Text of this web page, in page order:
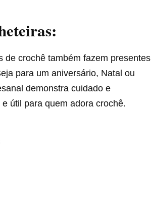
de crochê também fazem presentes
para um aniversário, Natal ou
demonstra cuidado e
útil para quem adora crochê.